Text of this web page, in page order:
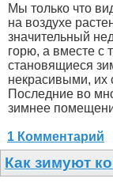
Мы только что
на воздухе
значительный
горю, а вместе с
становящиеся
некрасивыми, их
Последние во
зимнее
1 Комментарий
Как зимуют